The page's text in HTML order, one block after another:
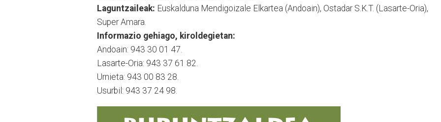
Laguntzaileak: Euskalduna Mendigoizale Elkartea (Andoain), Ostadar S.K.T. (Lasarte-Oria),
Super Amara.
Informazio gehiago, kiroldegietan:
Andoain: 943 30 01 47.
Lasarte-Oria: 943 37 61 82.
Urnieta: 943 00 83 28.
Usurbil: 943 37 24 98.